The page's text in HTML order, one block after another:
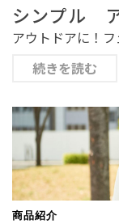
シンプル
アウトドアに！
続きを読む
商品紹介